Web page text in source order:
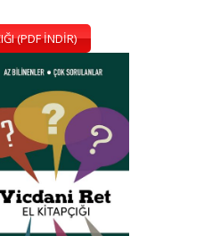
(PDF İNDİR)